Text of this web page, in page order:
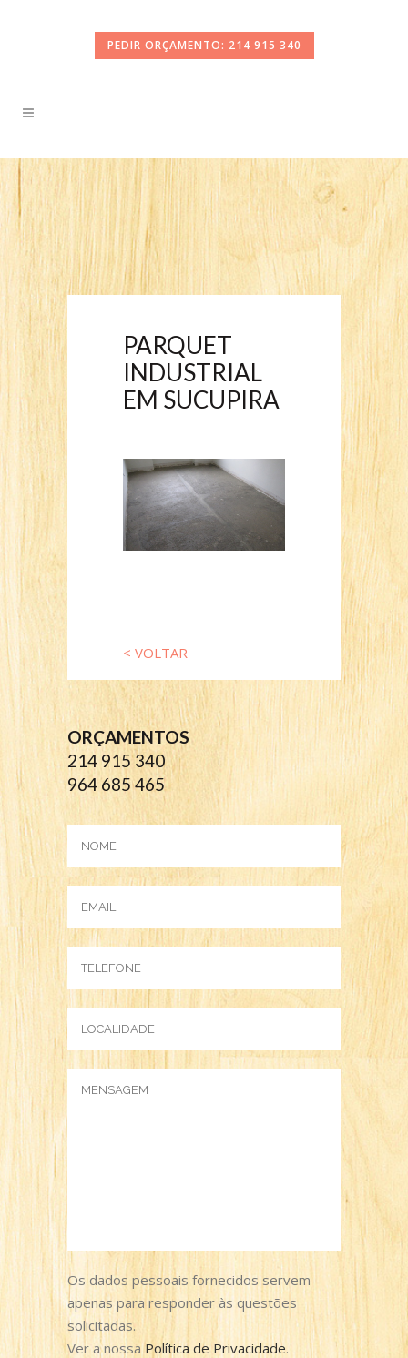
PEDIR ORÇAMENTO: 214 915 340
PARQUET
INDUSTRIAL
EM SUCUPIRA
< VOLTAR
ORÇAMENTOS
214 915 340
964 685 465
Os dados pessoais fornecidos servem
apenas para responder às questões
solicitadas.
Ver a nossa Política de Privacidade.